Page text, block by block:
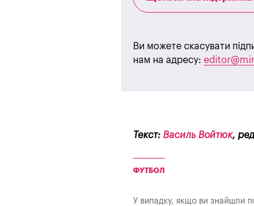
Ви можете скасувати
нам на адресу:
Текст: Василь Войтюк,
ФУТБОЛ
У випадку, якщо ви знайшли